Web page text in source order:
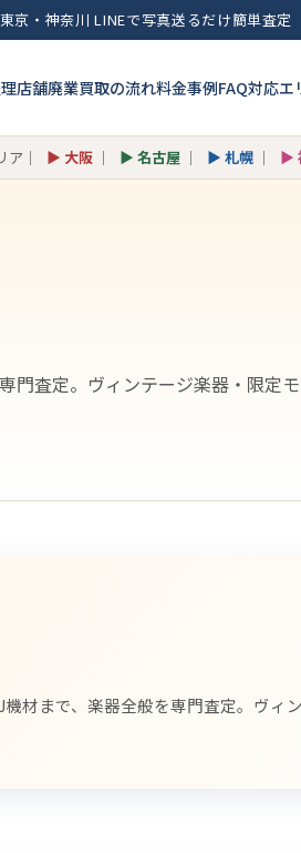
東京・神奈川 LINEで写真送るだけ簡単査定
店舗廃業買取の流れ料金事例FAQ対応エ
ア｜ ▶ 大阪 ｜ ▶ 名古屋 ｜ ▶ 札幌 ｜ ▶
門査定。ヴィンテージ楽器・限定モ
材まで、楽器全般を専門査定。ヴ